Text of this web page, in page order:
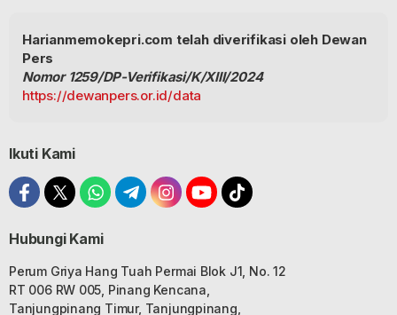
Harianmemokepri.com telah diverifikasi oleh Dewan
Pers
Nomor 1259/DP-Verifikasi/K/XIII/2024
https://dewanpers.or.id/data
Ikuti Kami
Hubungi Kami
Perum Griya Hang Tuah Permai Blok J1, No. 12
RT 006 RW 005, Pinang Kencana,
Tanjungpinang Timur, Tanjungpinang,